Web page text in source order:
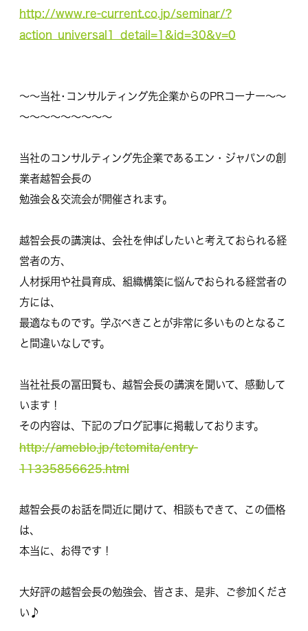
http://www.re-current.co.jp/seminar/?
action_universal1_ detail=1&id=30&v=0
～～当社･コンサルティング先企業からのPRコーナー～～
～～～～～～～～～
当社のコンサルティング先企業であるエン・ジャパンの創
業者越智会長の
勉強会＆交流会が開催されます。
越智会長の講演は、会社を伸ばしたいと考えておられる経
営者の方、
人材採用や社員育成、組織構築に悩んでおられる経営者の
方には、
最適なものです。学ぶべきことが非常に多いものとなるこ
と間違いなしです。
当社社長の冨田賢も、越智会長の講演を聞いて、感動して
います！
その内容は、下記のブログ記事に掲載しております。
http://ameblo.jp/tctomita/entry-
11335856625.html
越智会長のお話を間近に聞けて、相談もできて、この価格
は、
本当に、お得です！
大好評の越智会長の勉強会、皆さま、是非、ご参加くださ
い♪